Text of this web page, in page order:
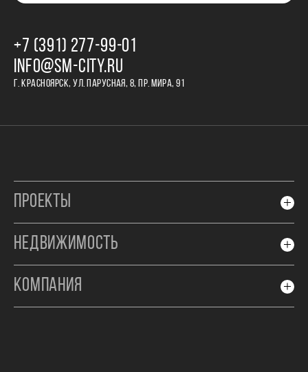
+7 (391) 277‒99‒01
INFO@SM-CITY.RU
Г. КРАСНОЯРСК, УЛ. ПАРУСНАЯ, 8, ПР. МИРА, 91
ПРОЕКТЫ
НЕДВИЖИМОСТЬ
КОМПАНИЯ